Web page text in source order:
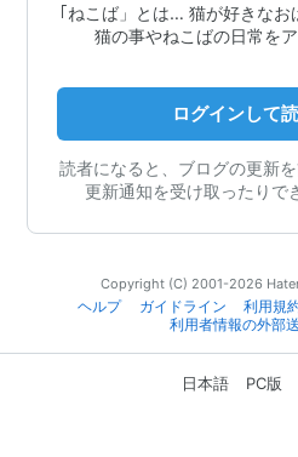
｢ねこば」とは… 猫が好きなお
猫の事やねこばの日常を
ログインして
読者になると、ブログの更新
更新通知を受け取ったりで
Copyright (C) 2001-2026
ヘルプ
ガイドライン 利用規
利用者情報の外部
日本語 PC版